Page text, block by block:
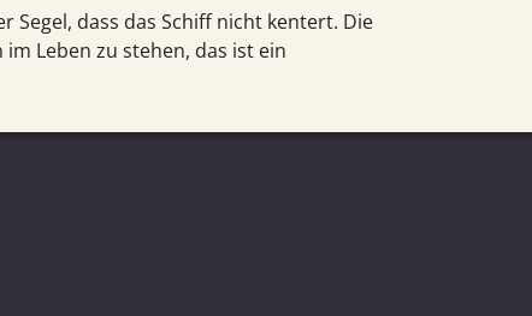
Segel, dass das Schiff nicht kentert. Die
Leben zu stehen, das ist ein